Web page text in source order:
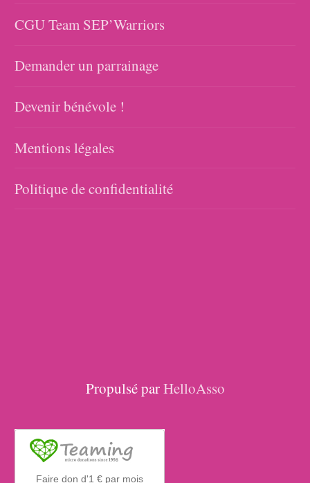
CGU Team SEP’Warriors
Demander un parrainage
Devenir bénévole !
Mentions légales
Politique de confidentialité
Propulsé parHelloAsso